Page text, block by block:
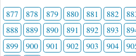
877 878 879 880 881 882
888
889 890 891 892 893
899
900 901 902 903 904